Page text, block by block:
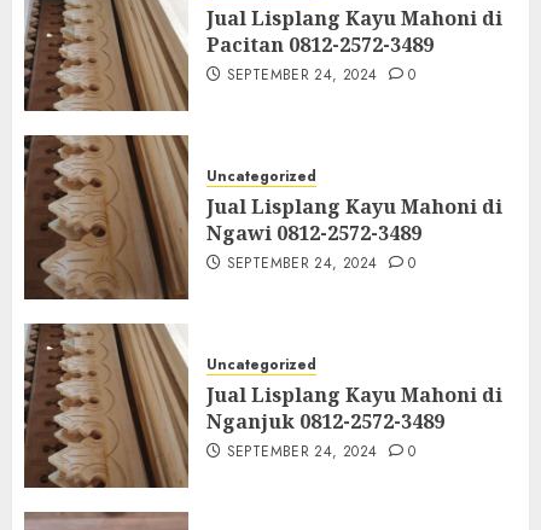
Jual Lisplang Kayu Mahoni di
Pacitan 0812-2572-3489
SEPTEMBER 24, 2024 0
Uncategorized
Jual Lisplang Kayu Mahoni di
Ngawi 0812-2572-3489
SEPTEMBER 24, 2024 0
Uncategorized
Jual Lisplang Kayu Mahoni di
Nganjuk 0812-2572-3489
SEPTEMBER 24, 2024 0